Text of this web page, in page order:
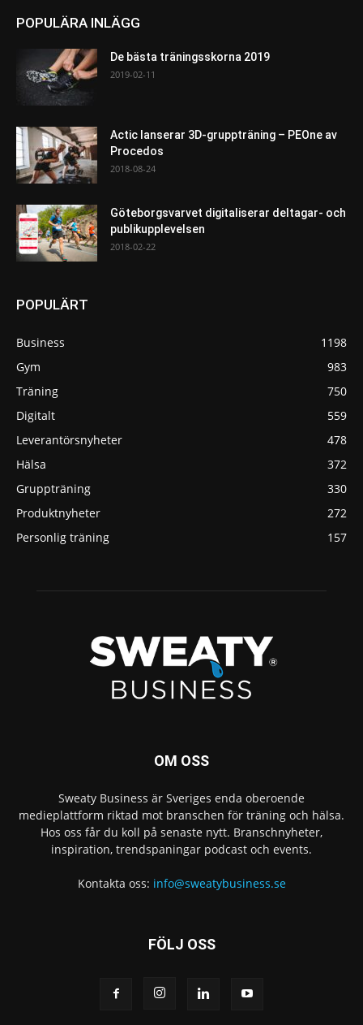
POPULÄRA INLÄGG
De bästa träningsskorna 2019
2019-02-11
Actic lanserar 3D-gruppträning – PEOne av
Procedos
2018-08-24
Göteborgsvarvet digitaliserar deltagar- och
publikupplevelsen
2018-02-22
POPULÄRT
Business
1198
Gym
983
Träning
750
Digitalt
559
Leverantörsnyheter
478
Hälsa
372
Gruppträning
330
Produktnyheter
272
Personlig träning
157
OM OSS
Sweaty Business är Sveriges enda oberoende
medieplattform riktad mot branschen för träning och hälsa.
Hos oss får du koll på senaste nytt. Branschnyheter,
inspiration, trendspaningar podcast och events.
Kontakta oss: info@sweatybusiness.se
FÖLJ OSS